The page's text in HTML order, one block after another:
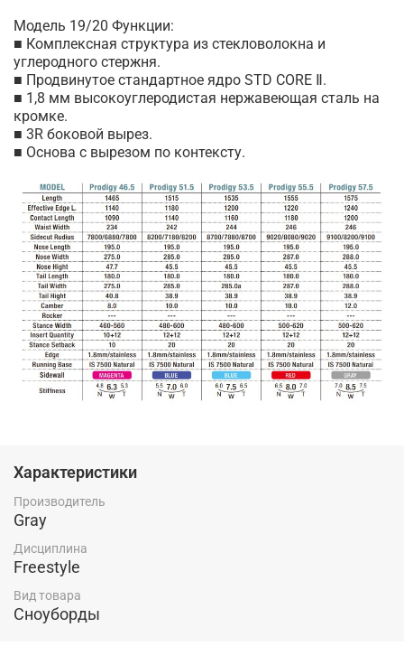
Модель 19/20 Функции:
■ Комплексная структура из стекловолокна и
углеродного стержня.
■ Продвинутое стандартное ядро STD CORE .
■ 1,8 мм высокоуглеродистая нержавеющая сталь на
кромке.
■ 3R боковой вырез.
■ Основа с вырезом по контексту.
Характеристики
Производитель
Gray
Дисциплина
Freestyle
Вид товара
Сноуборды